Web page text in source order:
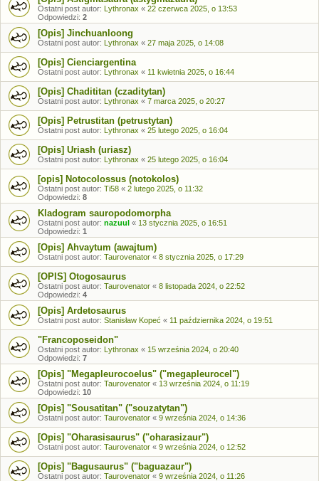
Ostatni post autor: Lythronax « 22 czerwca 2025, o 13:53
Odpowiedzi: 2
[Opis] Jinchuanloong
Ostatni post autor: Lythronax « 27 maja 2025, o 14:08
[Opis] Cienciargentina
Ostatni post autor: Lythronax « 11 kwietnia 2025, o 16:44
[Opis] Chadititan (czaditytan)
Ostatni post autor: Lythronax « 7 marca 2025, o 20:27
[Opis] Petrustitan (petrustytan)
Ostatni post autor: Lythronax « 25 lutego 2025, o 16:04
[Opis] Uriash (uriasz)
Ostatni post autor: Lythronax « 25 lutego 2025, o 16:04
[opis] Notocolossus (notokolos)
Ostatni post autor: Ti58 « 2 lutego 2025, o 11:32
Odpowiedzi: 8
Kladogram sauropodomorpha
Ostatni post autor: nazuul « 13 stycznia 2025, o 16:51
Odpowiedzi: 1
[Opis] Ahvaytum (awajtum)
Ostatni post autor: Taurovenator « 8 stycznia 2025, o 17:29
[OPIS] Otogosaurus
Ostatni post autor: Taurovenator « 8 listopada 2024, o 22:52
Odpowiedzi: 4
[Opis] Ardetosaurus
Ostatni post autor: Stanisław Kopeć « 11 października 2024, o 19:51
"Francoposeidon"
Ostatni post autor: Lythronax « 15 września 2024, o 20:40
Odpowiedzi: 7
[Opis] "Megapleurocoelus" ("megapleurocel")
Ostatni post autor: Taurovenator « 13 września 2024, o 11:19
Odpowiedzi: 10
[Opis] "Sousatitan" ("souzatytan")
Ostatni post autor: Taurovenator « 9 września 2024, o 14:36
[Opis] "Oharasisaurus" ("oharasizaur")
Ostatni post autor: Taurovenator « 9 września 2024, o 12:52
[Opis] "Bagusaurus" ("baguazaur")
Ostatni post autor: Taurovenator « 9 września 2024, o 11:26